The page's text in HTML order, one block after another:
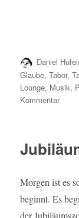
Autor
Daniel
Glaube,Tabor,
Lounge, Musik,
Kommentarzu
Morgen ist es
beginnt. Es
der